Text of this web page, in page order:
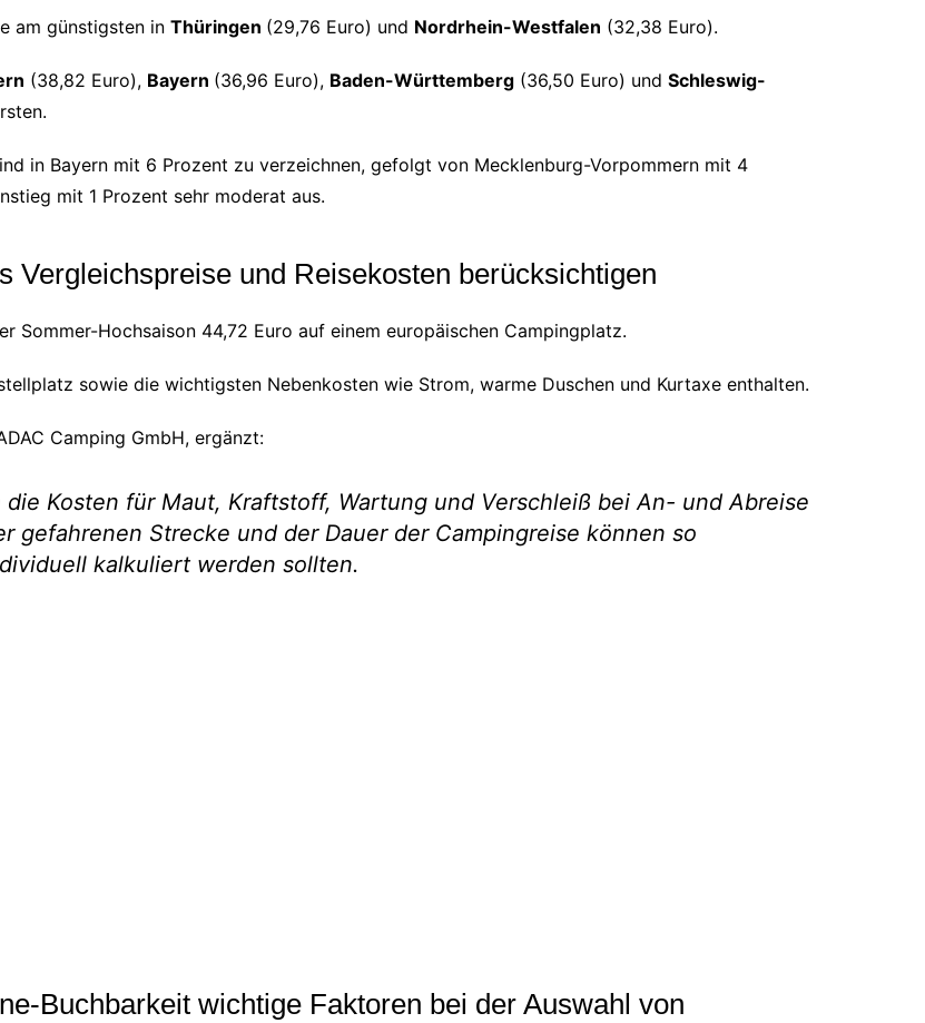
am günstigsten in Thüringen (29,76 Euro) und Nordrhein-Westfalen (32,38 Euro).
(38,82 Euro), Bayern (36,96 Euro), Baden-Württemberg (36,50 Euro) und Schleswig-
in Bayern mit 6 Prozent zu verzeichnen, gefolgt von Mecklenburg-Vorpommern mit 4
mit 1 Prozent sehr moderat aus.
Vergleichspreise und Reisekosten berücksichtigen
Sommer-Hochsaison 44,72 Euro auf einem europäischen Campingplatz.
sowie die wichtigsten Nebenkosten wie Strom, warme Duschen und Kurtaxe enthalten.
Camping GmbH, ergänzt:
Kosten für Maut, Kraftstoff, Wartung und Verschleiß bei An- und Abreise
gefahrenen Strecke und der Dauer der Campingreise können so
kalkuliert werden sollten.
Buchbarkeit wichtige Faktoren bei der Auswahl von